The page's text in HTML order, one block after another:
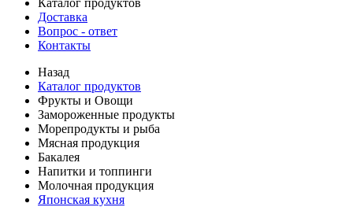
Каталог продуктов
Доставка
Вопрос - ответ
Контакты
Назад
Каталог продуктов
Фрукты и Овощи
Замороженные продукты
Морепродукты и рыба
Мясная продукция
Бакалея
Напитки и топпинги
Молочная продукция
Японская кухня